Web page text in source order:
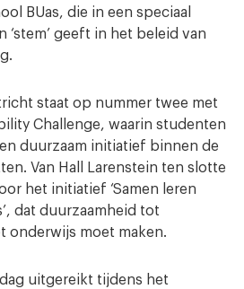
BUas, die in een speciaal
‘stem’ geeft in het beleid van
staat op nummer twee met
Challenge, waarin studenten
duurzaam initiatief binnen de
Van Hall Larenstein ten slotte
het initiatief ‘Samen leren
dat duurzaamheid tot
onderwijs moet maken.
uitgereikt tijdens het